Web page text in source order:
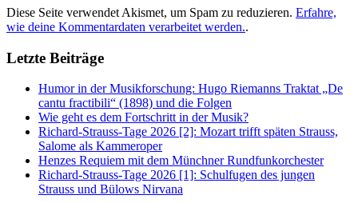
Diese Seite verwendet Akismet, um Spam zu reduzieren. Erfahre,
wie deine Kommentardaten verarbeitet werden..
Letzte Beiträge
Humor in der Musikforschung: Hugo Riemanns Traktat „De
cantu fractibili“ (1898) und die Folgen
Wie geht es dem Fortschritt in der Musik?
Richard-Strauss-Tage 2026 [2]: Mozart trifft späten Strauss,
Salome als Kammeroper
Henzes Requiem mit dem Münchner Rundfunkorchester
Richard-Strauss-Tage 2026 [1]: Schulfugen des jungen
Strauss und Bülows Nirvana